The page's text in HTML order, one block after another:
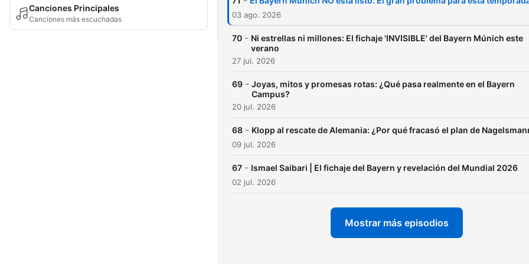
Canciones Principales
Canciones más escuchadas 03 ago. 2026
70 - Ni estrellas ni millones: El fichaje 'INVISIBLE' del Bayern Múnich este
verano
27 jul. 2026
69 - Joyas, mitos y promesas rotas: ¿Qué pasa realmente en el Bayern
Campus?
20 jul. 2026
68 - Klopp al rescate de Alemania: ¿Por qué fracasó el plan de
09 jul. 2026
67 - Ismael Saibari | El fichaje del Bayern y revelación del Mundial 2026
02 jul. 2026
Mostrar más episodios